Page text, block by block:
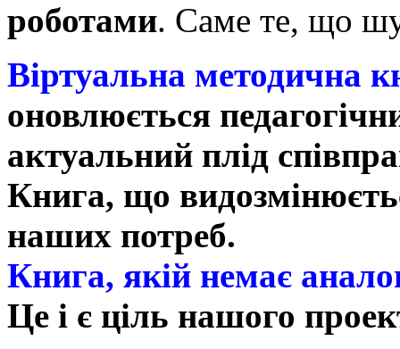
роботами. Саме те, що
Віртуальна методична
оновлюється
актуальний плід
Книга, що
наших потреб.
Книга, якій немає
Це і є ціль нашого